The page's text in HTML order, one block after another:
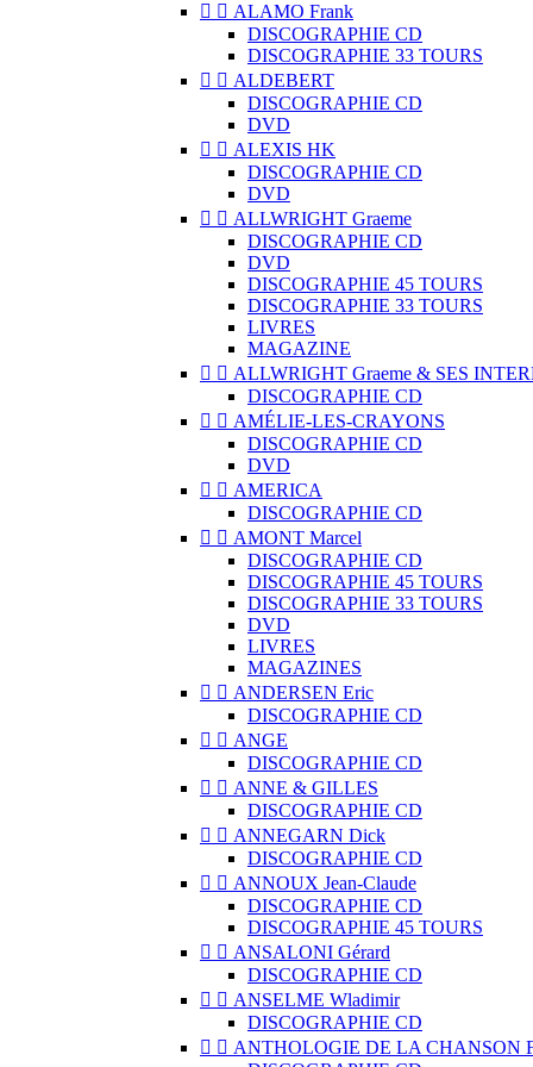
  ALAMO Frank
DISCOGRAPHIE CD
DISCOGRAPHIE 33 TOURS
  ALDEBERT
DISCOGRAPHIE CD
DVD
  ALEXIS HK
DISCOGRAPHIE CD
DVD
  ALLWRIGHT Graeme
DISCOGRAPHIE CD
DVD
DISCOGRAPHIE 45 TOURS
DISCOGRAPHIE 33 TOURS
LIVRES
MAGAZINE
  ALLWRIGHT Graeme & SES
DISCOGRAPHIE CD
  AMÉLIE-LES-CRAYONS
DISCOGRAPHIE CD
DVD
  AMERICA
DISCOGRAPHIE CD
  AMONT Marcel
DISCOGRAPHIE CD
DISCOGRAPHIE 45 TOURS
DISCOGRAPHIE 33 TOURS
DVD
LIVRES
MAGAZINES
  ANDERSEN Eric
DISCOGRAPHIE CD
  ANGE
DISCOGRAPHIE CD
  ANNE & GILLES
DISCOGRAPHIE CD
  ANNEGARN Dick
DISCOGRAPHIE CD
  ANNOUX Jean-Claude
DISCOGRAPHIE CD
DISCOGRAPHIE 45 TOURS
  ANSALONI Gérard
DISCOGRAPHIE CD
  ANSELME Wladimir
DISCOGRAPHIE CD
  ANTHOLOGIE DE LA CHANSON